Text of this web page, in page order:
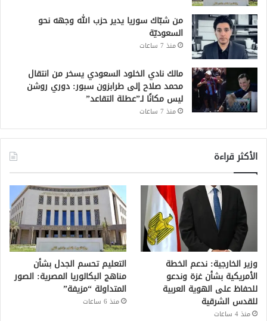
من شبّاك سوريا يدير حزب الله وجهه نحو
السعوديّة
منذ 7 ساعات
مالك نادي الخلود السعودي يسخر من انتقال
محمد صلاح إلى طرابزون سبور: دوري روشن
ليس مكانًا لـ”عطلة التقاعد”
منذ 7 ساعات
الأكثر قراءة
وزير الخارجية: ندعم الخطة
الأمريكية بشأن غزة وندعو
للحفاظ على الهوية العربية
للقدس الشرقية
منذ 4 ساعات
التعليم تحسم الجدل بشأن
مناهج البكالوريا المصرية: الصور
المتداولة “مزيفة”
منذ 6 ساعات